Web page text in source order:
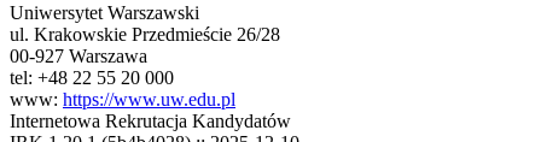
Uniwersytet Warszawski
ul. Krakowskie Przedmieście 26/28
00-927 Warszawa
tel: +48 22 55 20 000
www: https://www.uw.edu.pl
Internetowa Rekrutacja Kandydatów